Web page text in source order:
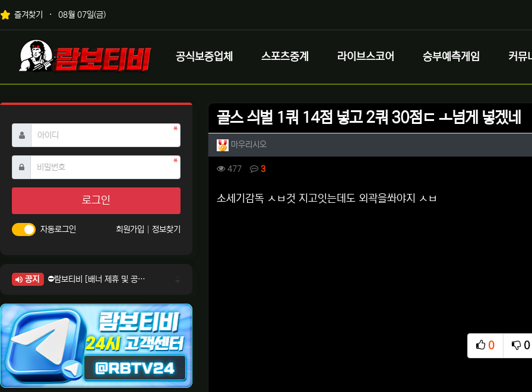
상단 네비
즐겨찾기 08월 07일(금)
메인 메뉴
로고
공식보증업체 스포츠중계 라이브스코어 승부예측게임 커뮤
골스 싀벌 1쿼 14점 넣고 2쿼 30점ㄷ ㅗ넘게 넣겠네
작성자 정보
마우리시오
컨텐츠 정보
477조회 3댓글
본문
소세기감독 ㅅㅂ것 지고잇는데도 외곽을쏴야지 ㅅㅂ
0
추천
0
비
아이디 필수
비밀번호필수
로그인
자동로그인 회원가입 정보찾기
공지
⛔람보티비 [배너 제휴 및 공식 입점 문의 안내]
⛔람보티비 [정회원 등급UP! 안내사항]
⛔람보티비 [채팅방 이용시 주의사항]
⛔람보티비 [공식보증업체 안내]